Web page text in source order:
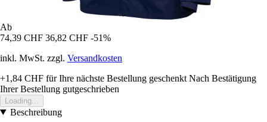
Ab
74,39 CHF 36,82 CHF -51%
inkl. MwSt. zzgl. Versandkosten
+1,84 CHF für Ihre nächste Bestellung geschenkt Nach Bestätigung
Ihrer Bestellung gutgeschrieben
Loading...
Beschreibung